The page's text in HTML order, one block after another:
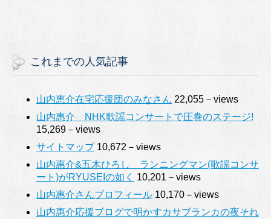
これまでの人気記事
山内恵介在宅応援団のみなさん 22,055－views
山内惠介 NHK歌謡コンサートで圧巻のステージ!
15,269－views
サイトマップ10,672－views
山内惠介&五木ひろし ランニングマン(歌謡コンサ
ート)がRYUSEIの如く
10,201－views
山内惠介さんプロフィール 10,170－views
山内惠介応援ブログで明かすカサブランカの夜それ